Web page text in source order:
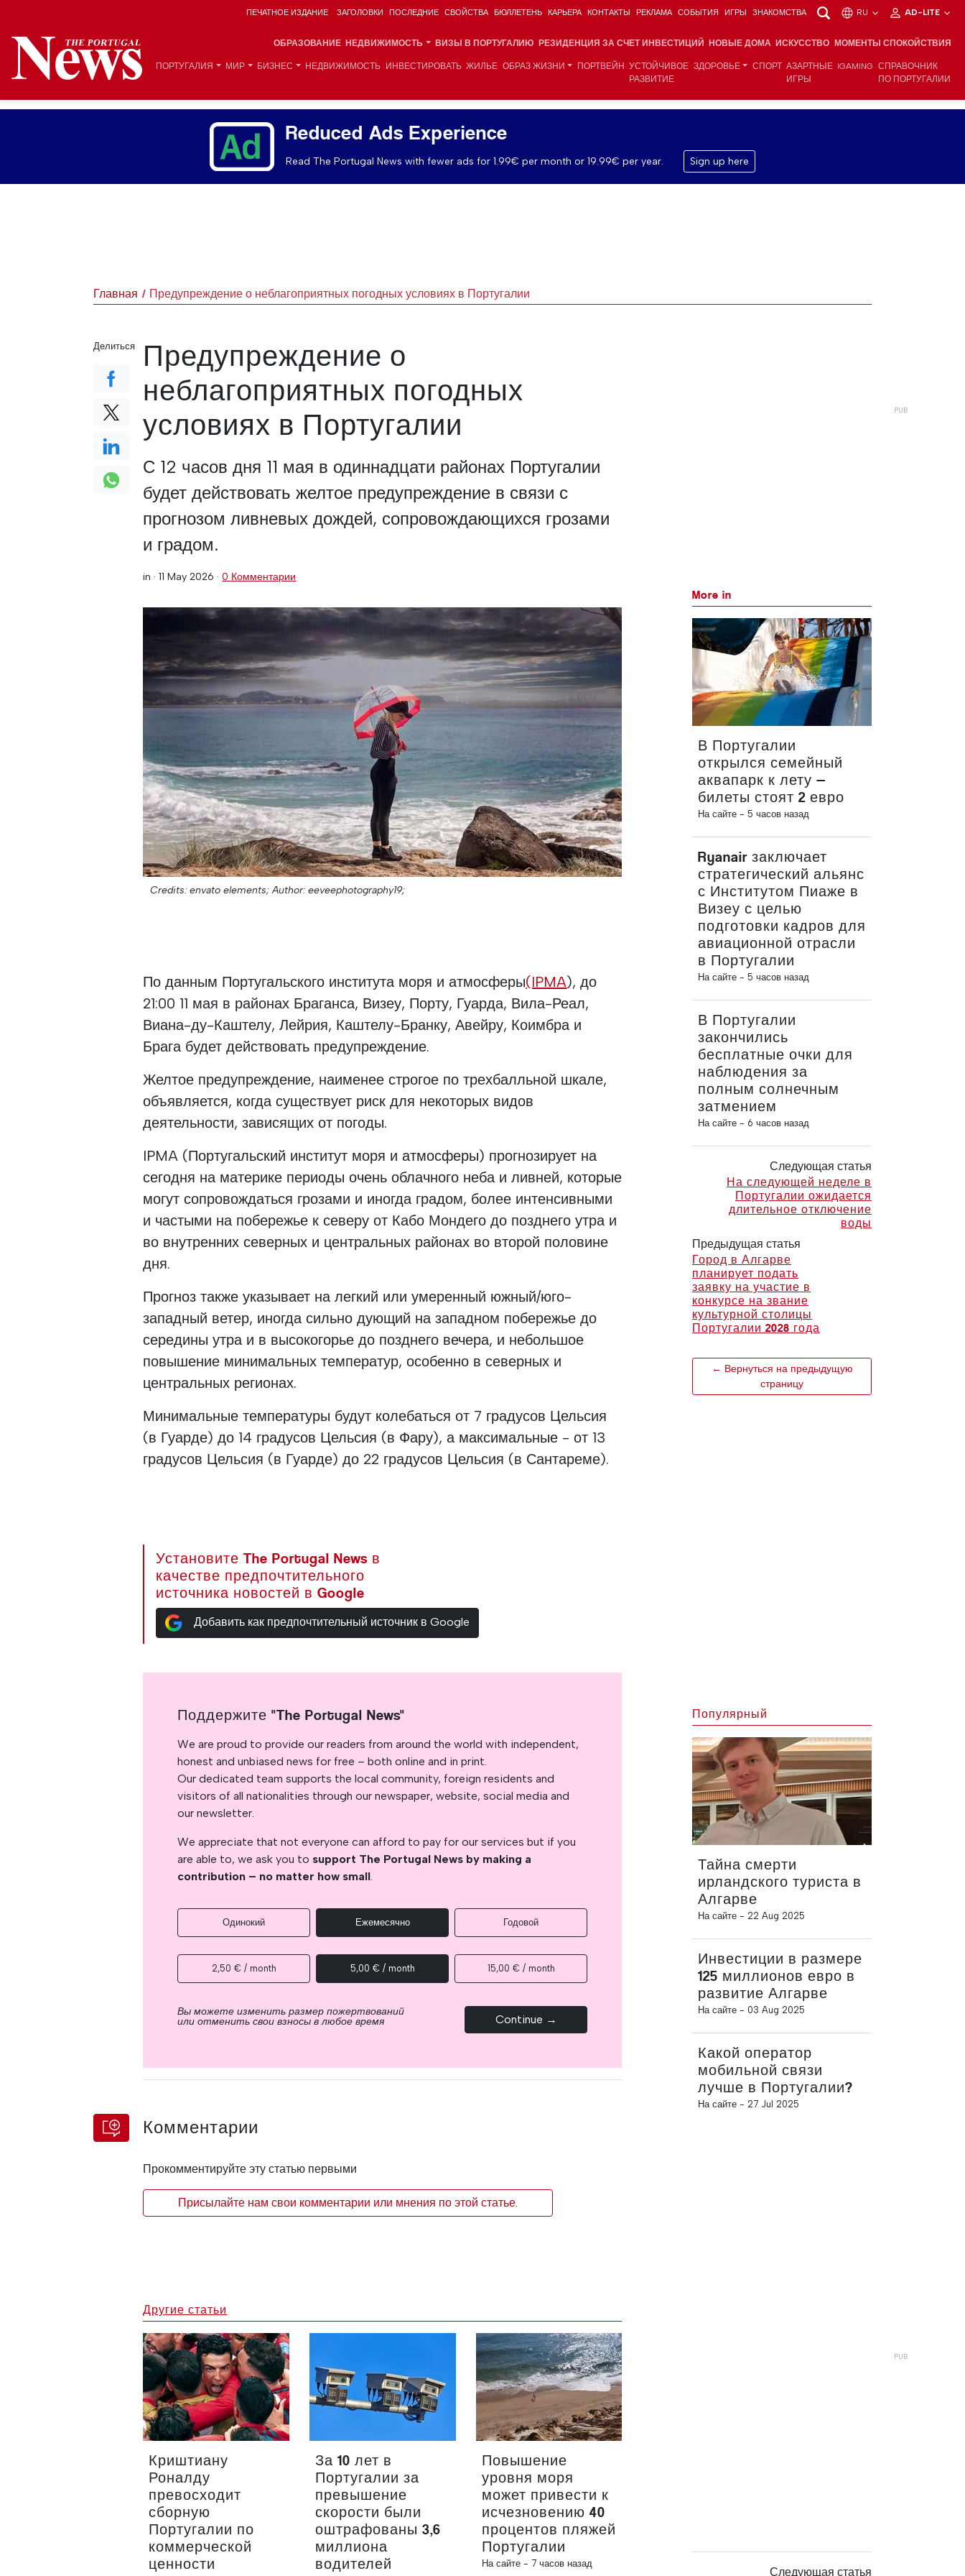
ПЕЧАТНОЕ ИЗДАНИЕ ЗАГОЛОВКИ ПОСЛЕДНИЕ СВОЙСТВА БЮЛЛЕТЕНЬ КАРЬЕРА КОНТАКТЫ РЕКЛАМА СОБЫТИЯ ИГРЫ ЗНАКОМСТВА RU AD-LITE
ОБРАЗОВАНИЕ НЕДВИЖИМОСТЬ ВИЗЫ В ПОРТУГАЛИЮ РЕЗИДЕНЦИЯ ЗА СЧЕТ ИНВЕСТИЦИЙ НОВЫЕ ДОМА ИСКУССТВО МОМЕНТЫ СПОКОЙСТВИЯ
ПОРТУГАЛИЯ МИР БИЗНЕС НЕДВИЖИМОСТЬ ИНВЕСТИРОВАТЬ ЖИЛЬЕ ОБРАЗ ЖИЗНИ ПОРТВЕЙН УСТОЙЧИВОЕ
РАЗВИТИЕ
ЗДОРОВЬЕ СПОРТ АЗАРТНЫЕ
ИГРЫ
IGAMING СПРАВОЧНИК
ПО ПОРТУГАЛИИ
Reduced Ads Experience
Read The Portugal News with fewer ads for 1.99€ per month or 19.99€ per year. Sign up here
Главная Предупреждение о неблагоприятных погодных условиях в Португалии
Предупреждение о
неблагоприятных погодных
условиях в Португалии
С 12 часов дня 11 мая в одиннадцати районах Португалии
будет действовать желтое предупреждение в связи с
прогнозом ливневых дождей, сопровождающихся грозами
и градом.
in ·11 May 2026 ·0 Комментарии
Credits: envato elements; Author: eeveephotography19;
По данным Португальского института моря и атмосферы(IPMA), до
21:00 11 мая в районах Браганса, Визеу, Порту, Гуарда, Вила-Реал,
Виана-ду-Каштелу, Лейрия, Каштелу-Бранку, Авейру, Коимбра и
Брага будет действовать предупреждение.
Желтое предупреждение, наименее строгое по трехбалльной шкале,
объявляется, когда существует риск для некоторых видов
деятельности, зависящих от погоды.
IPMA (Португальский институт моря и атмосферы) прогнозирует на
сегодня на материке периоды очень облачного неба и ливней, которые
могут сопровождаться грозами и иногда градом, более интенсивными
и частыми на побережье к северу от Кабо Мондего до позднего утра и
во внутренних северных и центральных районах во второй половине
дня.
Прогноз также указывает на легкий или умеренный южный/юго-
западный ветер, иногда сильно дующий на западном побережье до
середины утра и в высокогорье до позднего вечера, и небольшое
повышение минимальных температур, особенно в северных и
центральных регионах.
Минимальные температуры будут колебаться от 7 градусов Цельсия
(в Гуарде) до 14 градусов Цельсия (в Фару), а максимальные - от 13
градусов Цельсия (в Гуарде) до 22 градусов Цельсия (в Сантареме).
Установите The Portugal News в
качестве предпочтительного
источника новостей в Google
Добавить как предпочтительный источник в Google
Делиться
More in
В Португалии
открылся семейный
аквапарк к лету —
билеты стоят 2 евро
На сайте - 5 часов назад
Ryanair заключает
стратегический альянс
с Институтом Пиаже в
Визеу с целью
подготовки кадров для
авиационной отрасли
в Португалии
На сайте - 5 часов назад
В Португалии
закончились
бесплатные очки для
наблюдения за
полным солнечным
затмением
На сайте - 6 часов назад
Следующая статья
На следующей неделе в
Португалии ожидается
длительное отключение
воды
Предыдущая статья
Город в Алгарве
планирует подать
заявку на участие в
конкурсе на звание
культурной столицы
Португалии 2028 года
← Вернуться на предыдущую
страницу
Поддержите "The Portugal News"
We are proud to provide our readers from around the world with independent,
honest and unbiased news for free – both online and in print.
Our dedicated team supports the local community, foreign residents and
visitors of all nationalities through our newspaper, website, social media and
our newsletter.
We appreciate that not everyone can afford to pay for our services but if you
are able to, we ask you to support The Portugal News by making a
contribution – no matter how small.
Одинокий Ежемесячно Годовой
2,50 € / month 5,00 € / month 15,00 € / month
Вы можете изменить размер пожертвований
или отменить свои взносы в любое время Continue →
Комментарии
Прокомментируйте эту статью первыми
Присылайте нам свои комментарии или мнения по этой статье.
Популярный
Тайна смерти
ирландского туриста в
Алгарве
На сайте - 22 Aug 2025
Инвестиции в размере
125 миллионов евро в
развитие Алгарве
На сайте - 03 Aug 2025
Какой оператор
мобильной связи
лучше в Португалии?
На сайте - 27 Jul 2025
Другие статьи
Криштиану
Роналду
превосходит
сборную
Португалии по
коммерческой
ценности
За 10 лет в
Португалии за
превышение
скорости были
оштрафованы 3,6
миллиона
водителей
Повышение
уровня моря
может привести к
исчезновению 40
процентов пляжей
Португалии
На сайте - 7 часов назад
Следующая статья